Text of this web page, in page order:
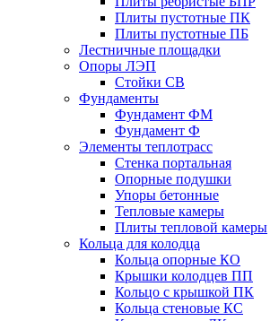
Плиты пустотные ПК
Плиты пустотные ПБ
Лестничные площадки
Опоры ЛЭП
Стойки СВ
Фундаменты
Фyндамент ФМ
Фyндамент Ф
Элементы теплотрасс
Стенка портальная
Опорные подушки
Упоры бетонные
Тепловые камеры
Плиты тепловой камеры
Кольца для колодца
Кольца опорные КО
Крышки колодцев ПП
Кольцо с крышкой ПК
Кольца стеновые КС